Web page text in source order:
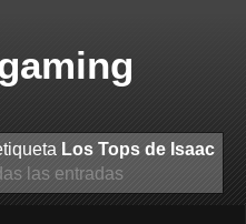
Los Tops de Isaac
las entradas